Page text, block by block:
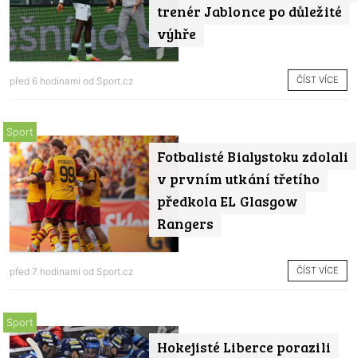
trenér Jablonce po důležité
výhře
před 6 hodinami od Sport.cz ČÍST VÍCE
Fotbalisté Bialystoku zdolali
v prvním utkání třetího
předkola EL Glasgow
Rangers
Sport
před 7 hodinami od Sport.cz ČÍST VÍCE
Hokejisté Liberce porazili
Sport